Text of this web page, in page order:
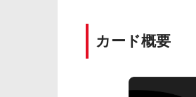
カード概要